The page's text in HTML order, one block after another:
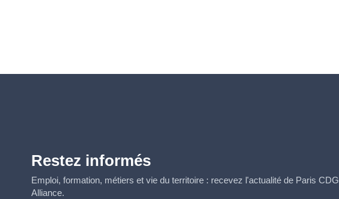
Restez informés
Emploi, formation, métiers et vie du territoire : recevez l'actualité de Paris CDG
Alliance.